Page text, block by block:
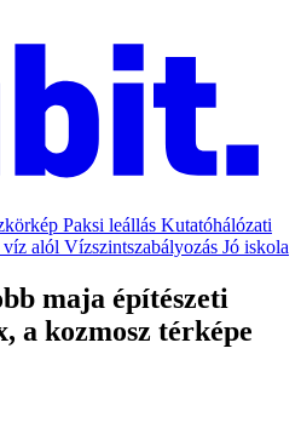
Paksi leállás Kutatóhálózati
alól Vízszintszabályozás Jó iskola
maja építészeti
a kozmosz térképe